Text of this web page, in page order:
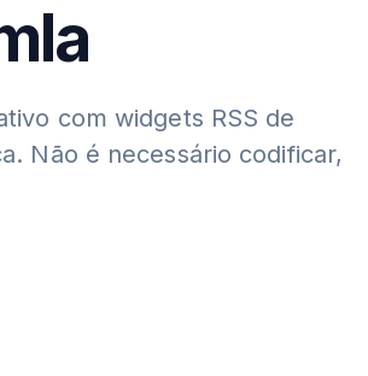
com widgets RSS de
Não é necessário codificar,